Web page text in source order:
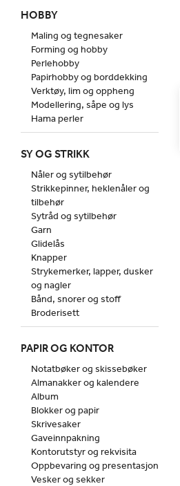
HOBBY
Maling og tegnesaker
Forming og hobby
Perlehobby
Papirhobby og borddekking
Verktøy, lim og oppheng
Modellering, såpe og lys
Hama perler
SY OG STRIKK
Nåler og sytilbehør
Strikkepinner, heklenåler og
tilbehør
Sytråd og sytilbehør
Garn
Glidelås
Knapper
Strykemerker, lapper, dusker
og nagler
Bånd, snorer og stoff
Broderisett
PAPIR OG KONTOR
Notatbøker og skissebøker
Almanakker og kalendere
Album
Blokker og papir
Skrivesaker
Gaveinnpakning
Kontorutstyr og rekvisita
Oppbevaring og presentasjon
Vesker og sekker